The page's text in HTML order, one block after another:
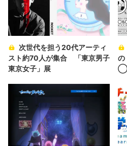
次世代を担う20代アーティ
スト約70人が集合 「東京男子
東京女子」展